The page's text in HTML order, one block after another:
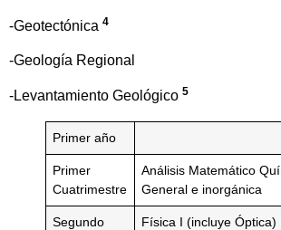
-Geotectónica 4
-Geología Regional
-Levantamiento Geológico 5
Primer año
Primer
Cuatrimestre
Análisis Matemático
General e inorgánica
Segundo
Física I (incluye Óptica)